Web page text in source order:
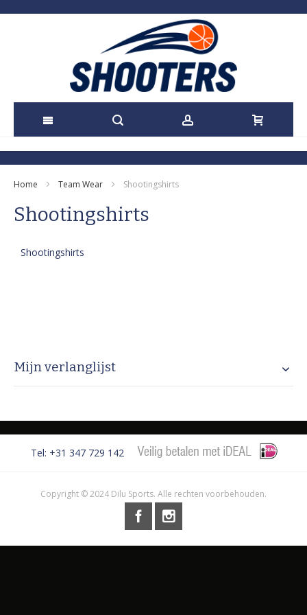
Ga
inhoud
Home Team Wear Shootingshirts
Shootingshirts
Shootingshirts
Mijn verlanglijst
Tel: +31 347 729 142
Copyright © 2024 Dilu Sports. Alle rechten voorbehouden.